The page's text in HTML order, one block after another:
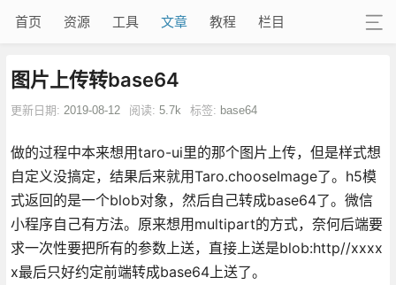
首页 资源 工具 文章 教程 栏目
图片上传转base64
更新日期: 2019-08-12 阅读: 5.7k 标签: base64
做的过程中本来想用taro-ui里的那个图片上传，但是样式想
自定义没搞定，结果后来就用Taro.chooseImage了。h5模
式返回的是一个blob对象，然后自己转成base64了。微信
小程序自己有方法。原来想用multipart的方式，奈何后端要
求一次性要把所有的参数上送，直接上送是blob:http//xxxx
x最后只好约定前端转成base64上送了。